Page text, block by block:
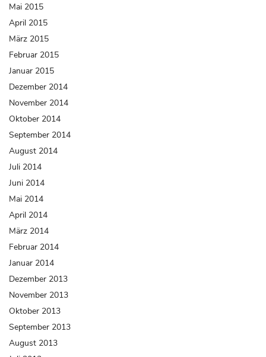
Mai 2015
April 2015
März 2015
Februar 2015
Januar 2015
Dezember 2014
November 2014
Oktober 2014
September 2014
August 2014
Juli 2014
Juni 2014
Mai 2014
April 2014
März 2014
Februar 2014
Januar 2014
Dezember 2013
November 2013
Oktober 2013
September 2013
August 2013